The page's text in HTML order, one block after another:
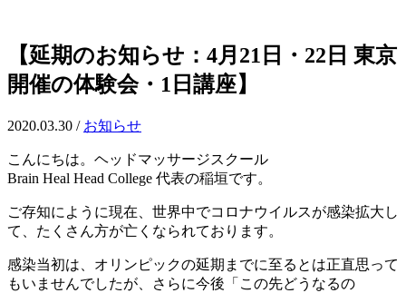
【延期のお知らせ：4月21日・22日 東京
開催の体験会・1日講座】
2020.03.30 / お知らせ
こんにちは。ヘッドマッサージスクール
Brain Heal Head College 代表の稲垣です。
ご存知にように現在、世界中でコロナウイルスが感染拡大し
て、たくさん方が亡くなられております。
感染当初は、オリンピックの延期までに至るとは正直思って
もいませんでしたが、さらに今後「この先どうなるの